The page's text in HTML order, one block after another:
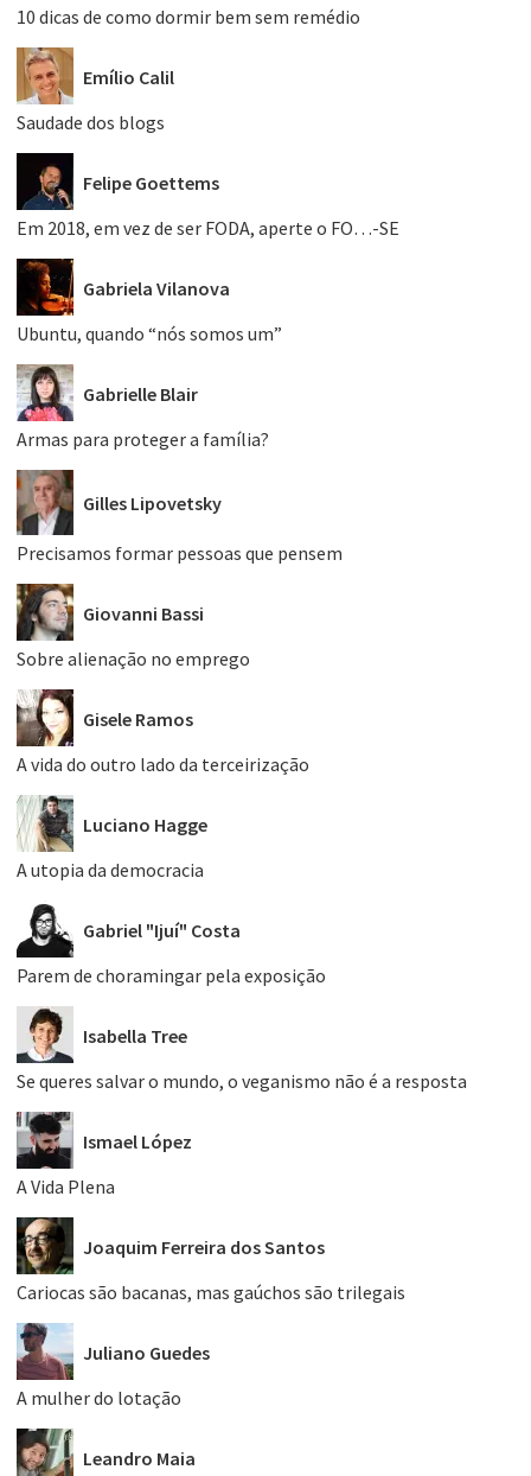
10 dicas de como dormir bem sem remédio
Emílio Calil
Saudade dos blogs
Felipe Goettems
Em 2018, em vez de ser FODA, aperte o FO…-SE
Gabriela Vilanova
Ubuntu, quando “nós somos um”
Gabrielle Blair
Armas para proteger a família?
Gilles Lipovetsky
Precisamos formar pessoas que pensem
Giovanni Bassi
Sobre alienação no emprego
Gisele Ramos
A vida do outro lado da terceirização
Luciano Hagge
A utopia da democracia
Gabriel "Ijuí" Costa
Parem de choramingar pela exposição
Isabella Tree
Se queres salvar o mundo, o veganismo não é a resposta
Ismael López
A Vida Plena
Joaquim Ferreira dos Santos
Cariocas são bacanas, mas gaúchos são trilegais
Juliano Guedes
A mulher do lotação
Leandro Maia